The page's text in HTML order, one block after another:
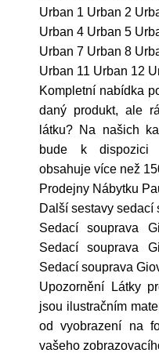
Urban 1 Urban 2
Urban 4 Urban 5
Urban 7 Urban 8
Urban 11 Urban 12
Kompletní nabídka
daný produkt, ale
látku? Na našich
bude k dispozici
obsahuje více než
Prodejny Nábytku
Další sestavy sedací
Sedací souprava
Sedací souprava
Sedací souprava
Upozornění Látky
jsou ilustračním
od vyobrazení na
vašeho